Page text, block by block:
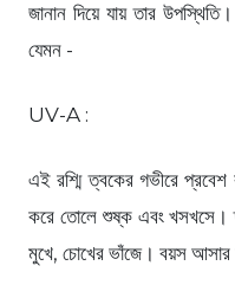
জানান দিয়ে যায় তার
যেমন -
UV-A :
এই রশ্মি ত্বকের গভীরে
করে তোলে শুষ্ক এবং খসখসে।
মুখে, চোখের ভাঁজে। বয়স